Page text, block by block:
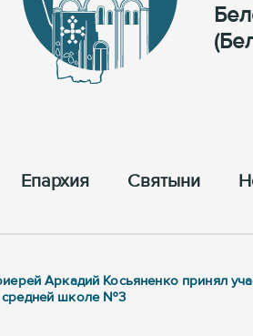
Епархия Cвятыни
Аркадий Косьяненко принял
средней школе №3